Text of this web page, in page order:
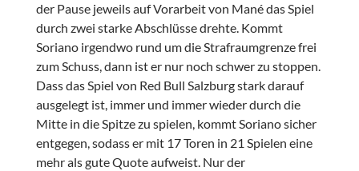
der Pause jeweils auf Vorarbeit von Mané das Spiel
durch zwei starke Abschlüsse drehte. Kommt
Soriano irgendwo rund um die Strafraumgrenze frei
zum Schuss, dann ist er nur noch schwer zu stoppen.
Dass das Spiel von Red Bull Salzburg stark darauf
ausgelegt ist, immer und immer wieder durch die
Mitte in die Spitze zu spielen, kommt Soriano sicher
entgegen, sodass er mit 17 Toren in 21 Spielen eine
mehr als gute Quote aufweist. Nur der